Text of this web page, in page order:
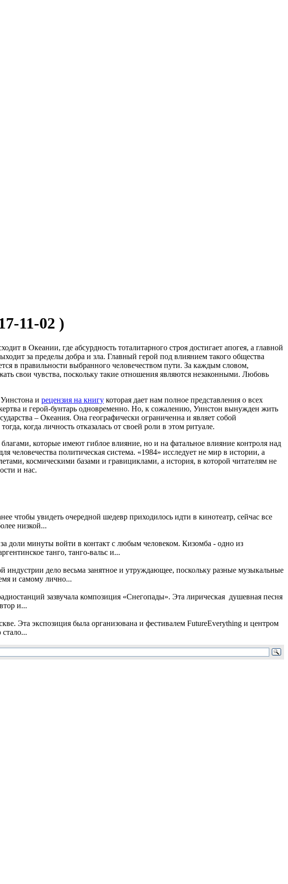
11-02 )
в Океании, где абсурдность тоталитарного строя достигает апогея, а главной
за пределы добра и зла. Главный герой под влиянием такого общества
в правильности выбранного человечеством пути. За каждым словом,
свои чувства, поскольку такие отношения являются незаконными. Любовь
и рецензия на книгу которая дает нам полное представления о всех
и герой-бунтарь одновременно. Но, к сожалению, Уинстон вынужден жить
– Океания. Она географически ограниченна и являет собой
когда личность отказалась от своей роли в этом ритуале.
которые имеют гиблое влияние, но и на фатальное влияние контроля над
человечества политическая система. «1984» исследует не мир в истории, а
космическими базами и гравициклами, а история, в которой читателям не
и нас.
чтобы увидеть очередной шедевр приходилось идти в кинотеатр, сейчас все
низкой...
доли минуты войти в контакт с любым человеком. Кизомба - одно из
танго, танго-вальс и...
дело весьма занятное и утруждающее, поскольку разные музыкальные
и самому лично...
зазвучала композиция «Снегопады». Эта лирическая душевная песня
и...
Эта экспозиция была организована и фестивалем FutureEverything и центром